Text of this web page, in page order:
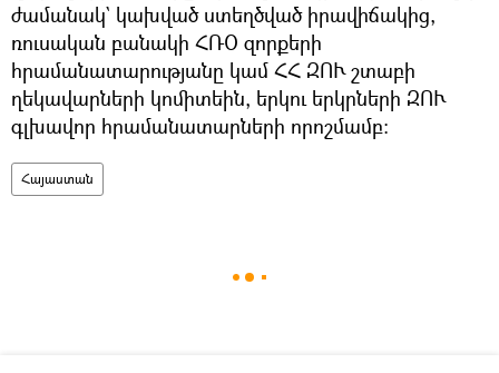
ժամանակ` կախված ստեղծված իրավիճակից,
ռուսական բանակի ՀՌՕ զորքերի
հրամանատարությանը կամ ՀՀ ԶՈՒ շտաբի
ղեկավարների կոմիտեին, երկու երկրների ԶՈՒ
գլխավոր հրամանատարների որոշմամբ։
Հայաստան